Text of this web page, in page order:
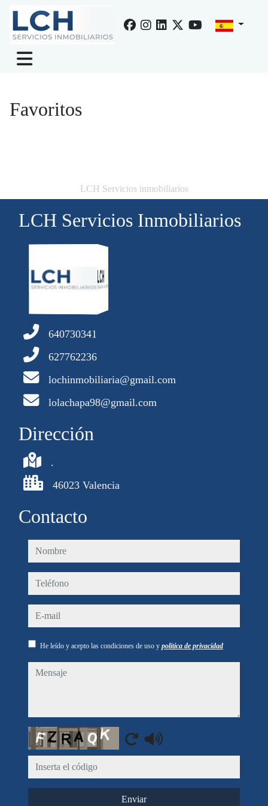
Favoritos
LCH Servicios inmobiliarios
LCH Servicios Inmobiliarios
640730341
627762236
lochinmobiliaria@gmail.com
lolachapa98@gmail.com
Dirección
.
46023 Valencia
Contacto
nombre
teléfono
e-mail
He leído y acepto las condiciones de uso y política de privacidad
mensaje
Captcha
Enviar